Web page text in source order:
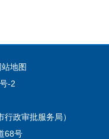
站地图
-2
政审批服务局）
68号